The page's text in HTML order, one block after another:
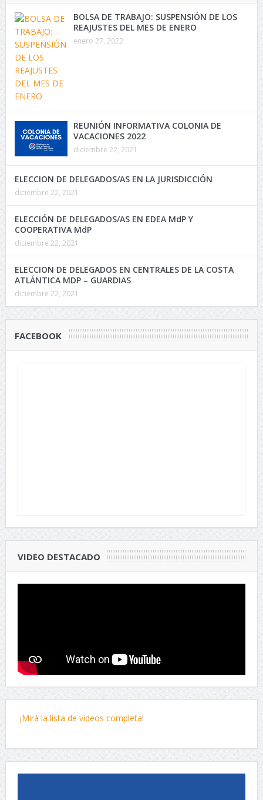
BOLSA DE TRABAJO: SUSPENSIÓN DE LOS
REAJUSTES DEL MES DE ENERO
enero 27, 2022
REUNIÓN INFORMATIVA COLONIA DE
VACACIONES 2022
diciembre 22, 2021
ELECCION DE DELEGADOS/AS EN LA JURISDICCIÓN
diciembre 22, 2021
ELECCIÓN DE DELEGADOS/AS EN EDEA MdP Y
COOPERATIVA MdP
diciembre 22, 2021
ELECCION DE DELEGADOS EN CENTRALES DE LA COSTA
ATLÁNTICA MDP – GUARDIAS
diciembre 22, 2021
FACEBOOK
VIDEO DESTACADO
¡Mirá la lista de videos completa!